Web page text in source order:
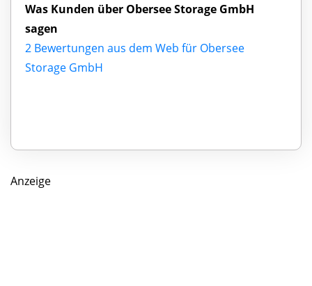
Was Kunden über Obersee Storage GmbH
sagen
2 Bewertungen aus dem Web für Obersee
Storage GmbH
Anzeige